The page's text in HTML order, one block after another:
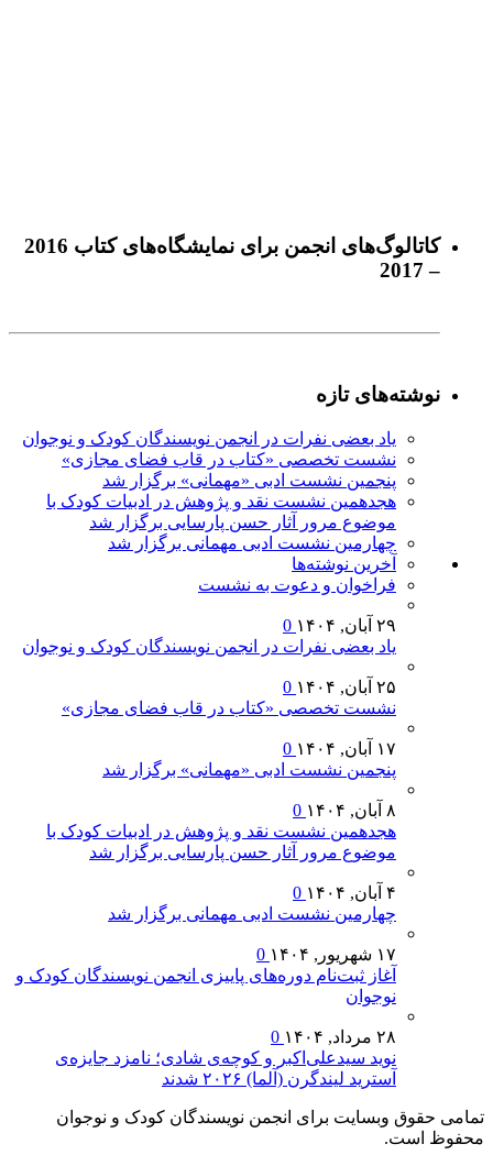
كاتالوگ‌های انجمن برای نمايشگاه‌های كتاب 2016
– 2017
نوشته‌های تازه
یاد بعضی نفرات در انجمن نویسندگان کودک و نوجوان
نشست تخصصی «کتاب در قاب فضای مجازی»
پنجمین نشست ادبی «مهمانی» برگزار شد
هجدهمین نشست نقد و پژوهش در ادبیات کودک با
موضوع مرور آثار حسن پارسایی برگزار شد
چهارمین نشست ادبی مهمانی برگزار شد
آخرين‌ نوشته‌ها
فراخوان و دعوت به نشست
۲۹ آبان, ۱۴۰۴
یاد بعضی نفرات در انجمن نویسندگان کودک و نوجوان
۲۵ آبان, ۱۴۰۴
نشست تخصصی «کتاب در قاب فضای مجازی»
۱۷ آبان, ۱۴۰۴
پنجمین نشست ادبی «مهمانی» برگزار شد
۸ آبان, ۱۴۰۴
هجدهمین نشست نقد و پژوهش در ادبیات کودک با
موضوع مرور آثار حسن پارسایی برگزار شد
۴ آبان, ۱۴۰۴
چهارمین نشست ادبی مهمانی برگزار شد
۱۷ شهریور, ۱۴۰۴
آغاز ثبت‌نام دوره‌های پاییزی انجمن نویسندگان کودک و
نوجوان
۲۸ مرداد, ۱۴۰۴
نوید سیدعلی‌اکبر و کوچه‌ی شادی؛ نامزد جایزه‌ی
آسترید لیندگرن (آلما) ۲۰۲۶ شدند
تمامی حقوق وبسایت برای انجمن نویسندگان کودک و نوجوان
محفوظ است.